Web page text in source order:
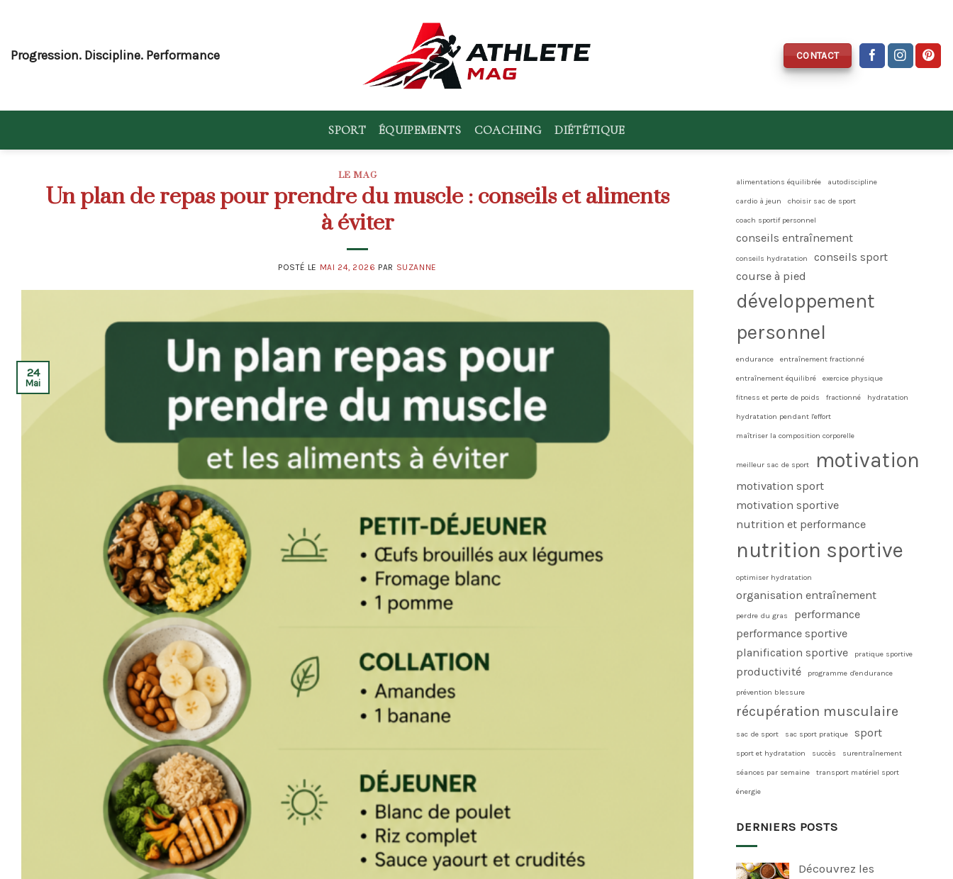
content
Progression. Discipline. Performance CONTACT
SPORT ÉQUIPEMENTS COACHING DIÉTÉTIQUE
LE MAG
Un plan de repas pour prendre du muscle : conseils et aliments
à éviter
POSTÉ LE MAI 24, 2026 PAR SUZANNE
24
Mai
alimentations équilibrée autodiscipline
cardio à jeun choisir sac de sport
coach sportif personnel
conseils entraînement
conseils hydratation
conseils sport
course à pied
développement
personnel
endurance entraînement fractionné
entraînement équilibré exercice physique
fitness et perte de poids fractionné hydratation
hydratation pendant l'effort
maîtriser la composition corporelle
meilleur sac de sport motivation
motivation sport
motivation sportive
nutrition et performance
nutrition sportive
optimiser hydratation
organisation entraînement
perdre du gras
performance
performance sportive
planification sportive
pratique sportive
productivité programme d'endurance
prévention blessure
récupération musculaire
sac de sport sac sport pratique sport
sport et hydratation succès surentraînement
séances par semaine transport matériel sport
énergie
DERNIERS POSTS
Découvrez les